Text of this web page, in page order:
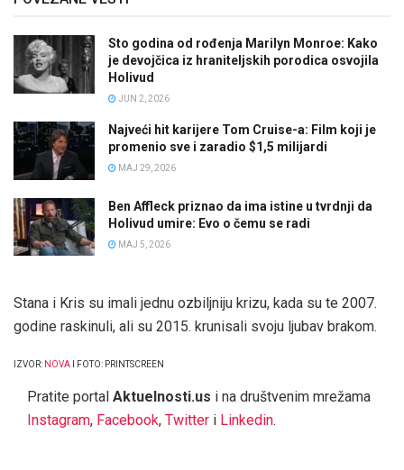
Sto godina od rođenja Marilyn Monroe: Kako
je devojčica iz hraniteljskih porodica osvojila
Holivud
JUN 2, 2026
Najveći hit karijere Tom Cruise-a: Film koji je
promenio sve i zaradio $1,5 milijardi
MAJ 29, 2026
Ben Affleck priznao da ima istine u tvrdnji da
Holivud umire: Evo o čemu se radi
MAJ 5, 2026
Stana i Kris su imali jednu ozbiljniju krizu, kada su te 2007.
godine raskinuli, ali su 2015. krunisali svoju ljubav brakom.
IZVOR: NOVA I FOTO: PRINTSCREEN
Pratite portal Aktuelnosti.us i na društvenim mrežama
Instagram, Facebook, Twitter i Linkedin.